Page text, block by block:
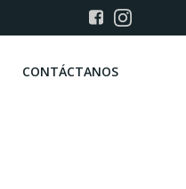
CONTÁCTANOS